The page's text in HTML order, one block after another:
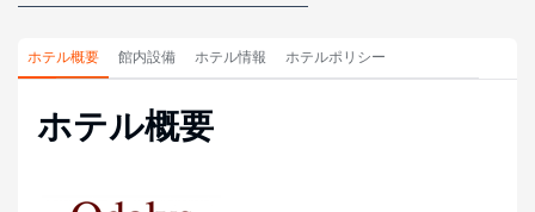
ホテル概要 館内設備 ホテル情報 ホテルポリシー
ホテル概要